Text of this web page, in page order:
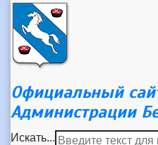
Официальный
Администрации
Искать...